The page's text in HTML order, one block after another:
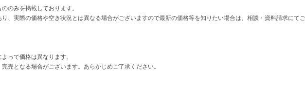
のみを掲載しております。
、実際の価格や空き状況とは異なる場合がございますので最新の価格等を知りたい場合は、相談・資料請求にて
って価格は異なります。
売となる場合がございます。あらかじめご了承ください。